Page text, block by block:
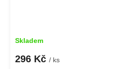
Skladem
296 Kč / ks